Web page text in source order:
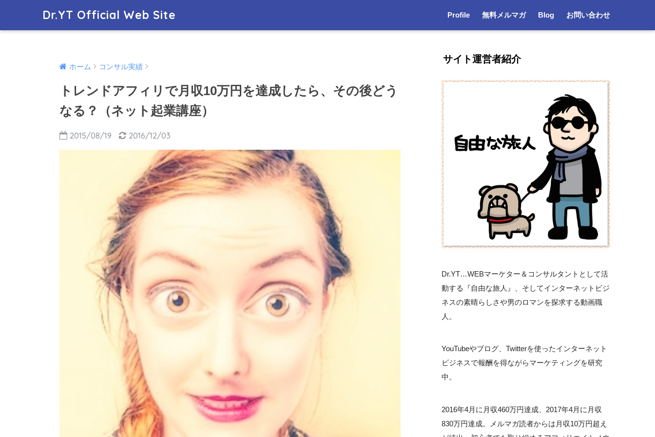
Dr.YT Official Web Site Profile 無料メルマガ Blog お問い合わせ
ホーム コンサル実績
トレンドアフィリで月収10万円を達成したら、その後どう
なる？（ネット起業講座）
2015/08/19 2016/12/03
サイト運営者紹介
Dr.YT…WEBマーケター＆コンサルタントとして活
動する『自由な旅人』、そしてインターネットビジ
ネスの素晴らしさや男のロマンを探求する動画職
人。
YouTubeやブログ、Twitterを使ったインターネット
ビジネスで報酬を得ながらマーケティングを研究
中。
2016年4月に月収460万円達成、2017年4月に月収
830万円達成。メルマガ読者からは月収10万円超え